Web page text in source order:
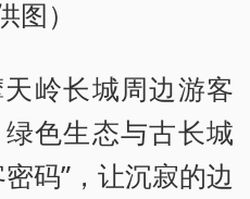
图）
岭长城周边游客
色生态与古长城
码”，让沉寂的边